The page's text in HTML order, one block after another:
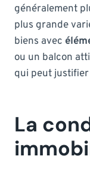
généralement
plus grande
biens avec
ou un balcon
qui peut
La